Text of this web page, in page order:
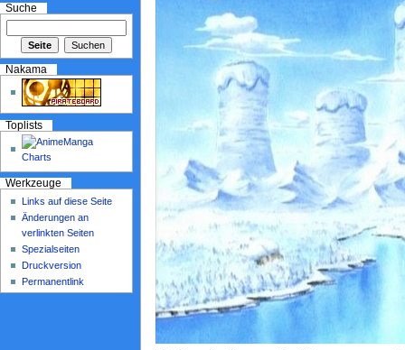
Suche
Nakama
Toplists
Werkzeuge
Links auf diese Seite
Änderungen an
verlinkten Seiten
Spezialseiten
Druckversion
Permanentlink